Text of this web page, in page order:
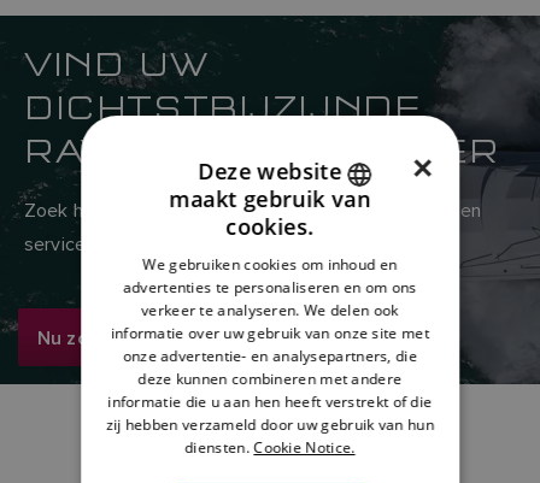
VIND UW
DICHTSTBIJZIJNDE
RAYMARINE-VERKOPER
Zoek hier in het wereldwijde netwerk van verkoop- en
servicedealers van Raymarine
Nu zoeken
ENGLISH
DANISH
ITALIAN
SWEDISH
GERMAN
DUTCH
×
Deze website
maakt gebruik van
cookies.
We gebruiken cookies om inhoud en
advertenties te personaliseren en om ons
verkeer te analyseren. We delen ook
informatie over uw gebruik van onze site met
onze advertentie- en analysepartners, die
deze kunnen combineren met andere
informatie die u aan hen heeft verstrekt of die
zij hebben verzameld door uw gebruik van hun
diensten. Cookie Notice.